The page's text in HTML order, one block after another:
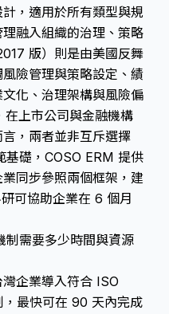
，適用於所有類型與規
融入組織的治理、策略
版）則是由美國反舞
險管理與策略設定、績
化、治理架構與風險偏
上市公司與金融機構
，兩者並非互斥選擇
礎，COSO ERM 提供
同步參照兩個框架，建
可協助企業在 6 個月
制需要多少時間與資源
企業導入符合 ISO
最快可在 90 天內完成